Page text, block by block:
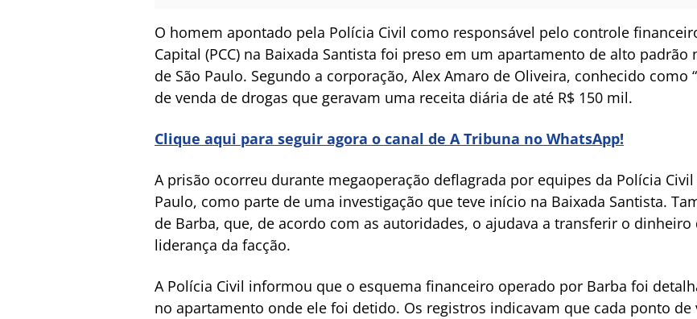
O homem apontado pela Polícia Civil como responsável pelo controle
Capital (PCC) na Baixada Santista foi preso em um apartamento de alto
de São Paulo. Segundo a corporação, Alex Amaro de Oliveira, conhecido como
de venda de drogas que geravam uma receita diária de até R$ 150 mil.
Clique aqui para seguir agora o canal de A Tribuna no WhatsApp!
A prisão ocorreu durante megaoperação deflagrada por equipes da Polícia
Paulo, como parte de uma investigação que teve início na Baixada Santista.
de Barba, que, de acordo com as autoridades, o ajudava a transferir o
liderança da facção.
A Polícia Civil informou que o esquema financeiro operado por Barba foi
no apartamento onde ele foi detido. Os registros indicavam que cada ponto